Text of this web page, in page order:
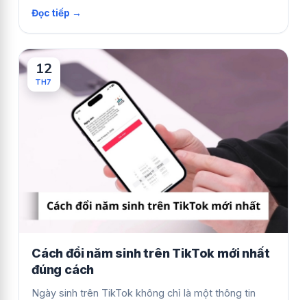
Cách đổi năm sinh trên TikTok mới nhất
đúng cách
Ngày sinh trên TikTok không chỉ là một thông tin
12
TH7